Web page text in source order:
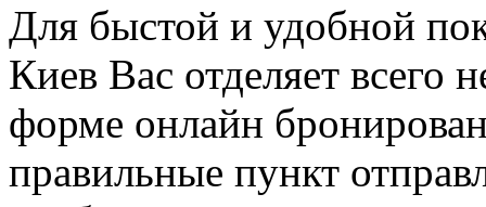
Для быстой и удобной
Киев Вас отделяет всего
форме онлайн
правильные пункт